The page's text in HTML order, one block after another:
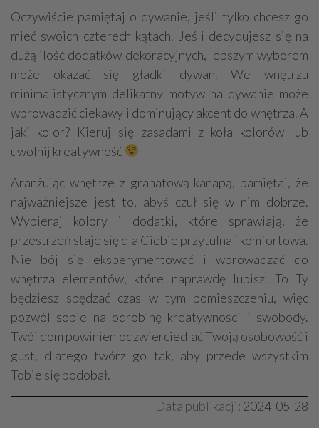
Oczywiście pamiętaj o dywanie, jeśli tylko chcesz go
mieć swoich czterech kątach. Jeśli decydujesz się na
dużą ilość dodatków dekoracyjnych, lepszym wyborem
może okazać się gładki dywan. We wnętrzu
minimalistycznym delikatny motyw na dywanie może
wprowadzić ciekawy i dominujący akcent do wnętrza. A
jaki kolor? Kieruj się zasadami z koła kolorów lub
uwolnij kreatywność
Aranżując wnętrze z granatową kanapą, pamiętaj, że
najważniejsze jest to, abyś czuł się w nim dobrze.
Wybieraj kolory i dodatki, które sprawiają, że
przestrzeń staje się dla Ciebie przytulna i komfortowa.
Nie bój się eksperymentować i wprowadzać do
wnętrza elementów, które naprawdę lubisz. To Ty
będziesz spędzać czas w tym pomieszczeniu, więc
pozwól sobie na odrobinę kreatywności i swobody.
Twój dom powinien odzwierciedlać Twoją osobowość i
gust, dlatego twórz go tak, aby przede wszystkim
Tobie się podobał.
Data publikacji: 2024-05-28